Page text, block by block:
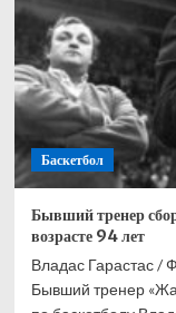
Баскетбол
Бывший тренер
возрасте 94 лет
Владас Гарастас /
Бывший тренер